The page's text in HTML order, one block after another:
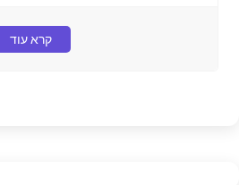
קרא עוד